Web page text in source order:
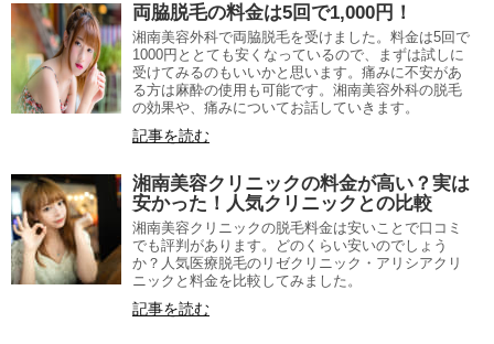
両脇脱毛の料金は5回で1,000円！
湘南美容外科で両脇脱毛を受けました。料金は5回で
1000円ととても安くなっているので、まずは試しに
受けてみるのもいいかと思います。痛みに不安があ
る方は麻酔の使用も可能です。湘南美容外科の脱毛
の効果や、痛みについてお話していきます。
記事を読む
湘南美容クリニックの料金が高い？実は
安かった！人気クリニックとの比較
湘南美容クリニックの脱毛料金は安いことで口コミ
でも評判があります。どのくらい安いのでしょう
か？人気医療脱毛のリゼクリニック・アリシアクリ
ニックと料金を比較してみました。
記事を読む